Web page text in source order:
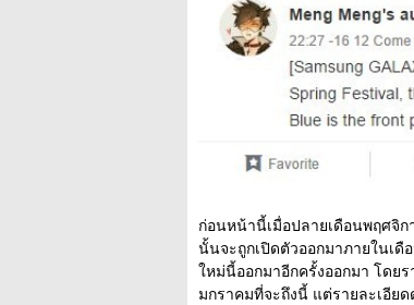
ก่อนหน้านี้เมื่อปลายเดือนพฤศจิก
นั้นจะถูกเปิดตัวออกมาภายในเ
ใหม่นี้ออกมาอีกครั้งออกมา โดย
มกราคมที่จะถึงนี้ แต่รายละเอีย